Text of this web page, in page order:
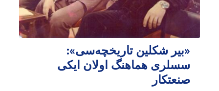
«بیر شکلین تاریخچه‌سی»:
سسلری هماهنگ اولان ایکی
صنعتکار